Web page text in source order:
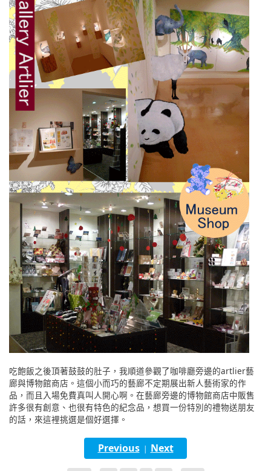
吃飽飯之後頂著鼓鼓的肚子，我順道參觀了咖啡廳旁邊的artlier藝
廊與博物館商店。這個小而巧的藝廊不定期展出新人藝術家的作
品，而且入場免費真叫人開心啊。在藝廊旁邊的博物館商店中販售
許多很有創意、也很有特色的紀念品，想買一份特別的禮物送朋友
的話，來這裡挑選是個好選擇。
Previous| Next